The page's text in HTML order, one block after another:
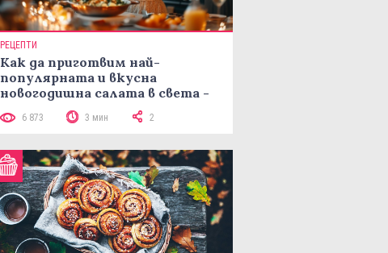
РЕЦЕПТИ
Как да приготвим най-
популярната и вкусна
новогодишна салата в света -
рецепта Мимоза
6 873 3 мин 2